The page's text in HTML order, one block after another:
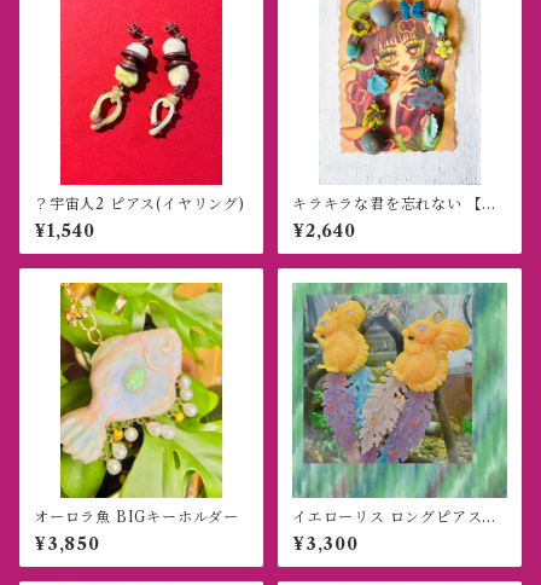
？宇宙人2 ピアス(イヤリング)
¥1,540
キラキラな君を忘れない 【ピ
アス/ブレスレットセット】
¥2,640
オーロラ魚 BIGキーホルダー
¥3,850
イエローリス ロングピアス・
イヤリング
¥3,300